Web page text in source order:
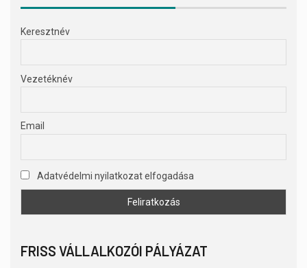
Keresztnév
Vezetéknév
Email
Adatvédelmi nyilatkozat elfogadása
FRISS VÁLLALKOZÓI PÁLYÁZAT